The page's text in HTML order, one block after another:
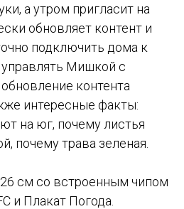
а утром пригласит на
обновляет контент и
подключить дома к
Мишкой с
контента
интересные факты:
на юг, почему листья
почему трава зеленая.
см со встроенным чипом
и Плакат Погода.